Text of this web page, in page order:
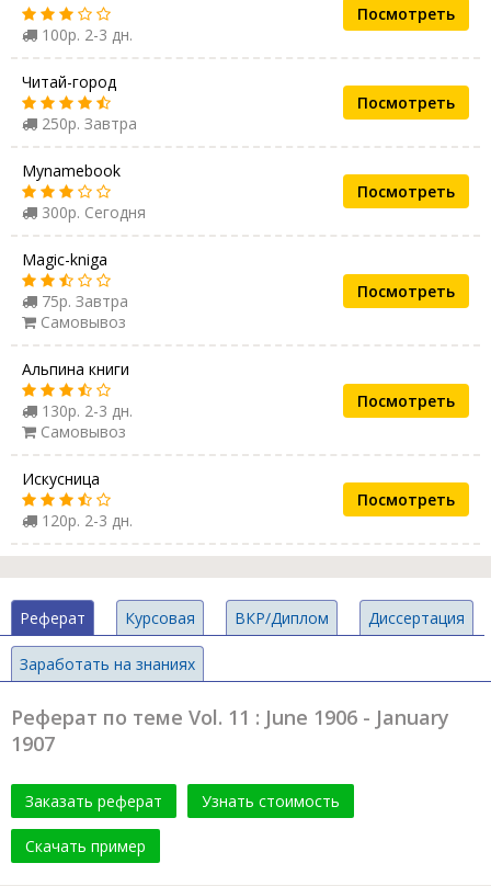
100р. 2-3 дн.
Посмотреть
Читай-город
250р. Завтра
Посмотреть
Mynamebook
300р. Сегодня
Посмотреть
Magic-kniga
75р. Завтра
Самовывоз
Посмотреть
Альпина книги
130р. 2-3 дн.
Самовывоз
Посмотреть
Искусница
120р. 2-3 дн.
Посмотреть
Реферат Курсовая ВКР/Диплом Диссертация
Заработать на знаниях
Реферат по теме Vol. 11 : June 1906 - January
1907
Заказать реферат Узнать стоимость
Скачать пример